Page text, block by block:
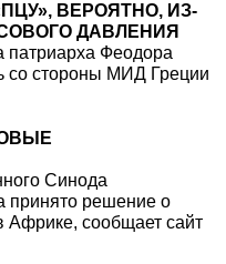
ВЕРОЯТНО, ИЗ-
ДАВЛЕНИЯ
патриарха Феодора
со стороны МИД Греции
Синода
принято решение о
Африке, сообщает сайт